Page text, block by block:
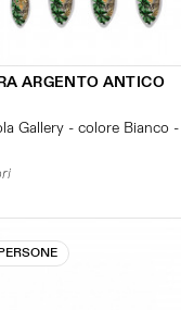
ARGENTO ANTICO
Gallery - colore Bianco -